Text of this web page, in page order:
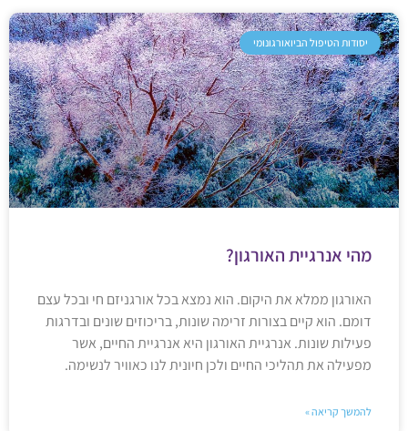
יסודות הטיפול הביואורגונומי
מהי אנרגיית האורגון?
האורגון ממלא את היקום. הוא נמצא בכל אורגניזם חי ובכל עצם
דומם. הוא קיים בצורות זרימה שונות, בריכוזים שונים ובדרגות
פעילות שונות. אנרגיית האורגון היא אנרגיית החיים, אשר
מפעילה את תהליכי החיים ולכן חיונית לנו כאוויר לנשימה.
להמשך קריאה »